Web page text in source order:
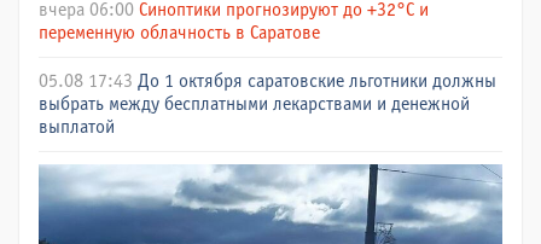
вчера 06:00 Синоптики прогнозируют до +32°C и
переменную облачность в Саратове
05.08 17:43 До 1 октября саратовские льготники должны
выбрать между бесплатными лекарствами и денежной
выплатой